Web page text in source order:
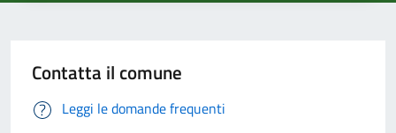
Contatta il comune
Leggi le domande frequenti